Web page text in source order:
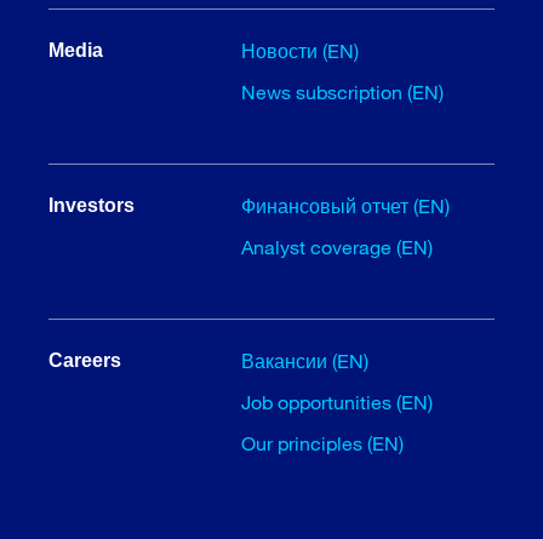
Media
Новости (EN)
News subscription (EN)
Investors
Финансовый отчет (EN)
Analyst coverage (EN)
Careers
Вакансии (EN)
Job opportunities (EN)
Our principles (EN)